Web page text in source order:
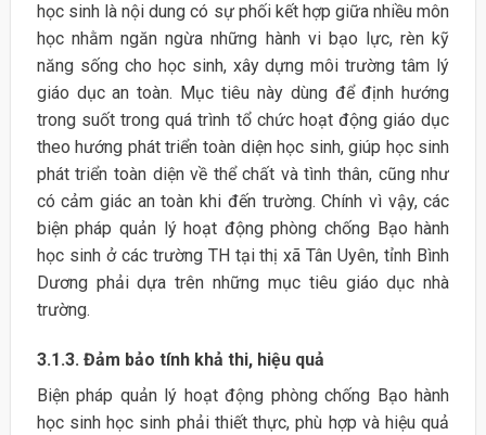
học sinh là nội dung có sự phối kết hợp giữa nhiều môn
học nhằm ngăn ngừa những hành vi bạo lực, rèn kỹ
năng sống cho học sinh, xây dựng môi trường tâm lý
giáo dục an toàn. Mục tiêu này dùng để định hướng
trong suốt trong quá trình tổ chức hoạt động giáo dục
theo hướng phát triển toàn diện học sinh, giúp học sinh
phát triển toàn diện về thể chất và tình thân, cũng như
có cảm giác an toàn khi đến trường. Chính vì vậy, các
biện pháp quản lý hoạt động phòng chống Bạo hành
học sinh ở các trường TH tại thị xã Tân Uyên, tỉnh Bình
Dương phải dựa trên những mục tiêu giáo dục nhà
trường.
3.1.3. Đảm bảo tính khả thi, hiệu quả
Biện pháp quản lý hoạt động phòng chống Bạo hành
học sinh học sinh phải thiết thực, phù hợp và hiệu quả